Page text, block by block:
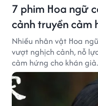
7 phim Hoa ngữ
cảnh truyền cảm
Nhiều nhân vật Hoa
vượt nghịch cảnh, nỗ
cảm hứng cho khán giả.